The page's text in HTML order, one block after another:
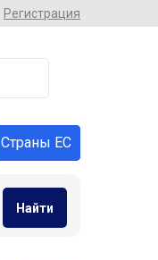
Регистрация
Страны ЕС
Найти